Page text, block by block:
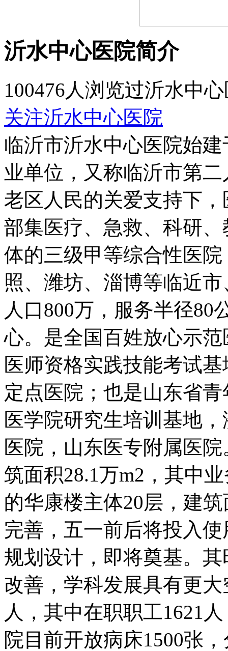
沂水中心医院简介
100476人浏览过沂水中
关注沂水中心医院
临沂市沂水中心医院始
业单位，又称临沂市第
老区人民的关爱支持下
部集医疗、急救、科研
体的三级甲等综合性医
照、潍坊、淄博等临近
人口800万，服务半径80
心。是全国百姓放心示
医师资格实践技能考试
定点医院；也是山东省
医学院研究生培训基地
医院，山东医专附属医
筑面积28.1万m2，其中
的华康楼主体20层，建
完善，五一前后将投入
规划设计，即将奠基。
改善，学科发展具有更
人，其中在职职工1621
院目前开放病床1500张